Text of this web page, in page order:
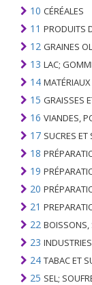
10 CÉRÉALES
11 PRODUITS DE
12 GRAINES OLEAGINEUSES ET
13 LAC;
14 MATÉRIAUX DE
15 GRAISSES ET HUILES
16 VIANDES, POISSONS OU
17 SUCRES ET
18
19 PRÉPARATIONS
20
21
22 BOISSONS,
23 INDUSTRIES
24 TABAC ET
25 SEL;